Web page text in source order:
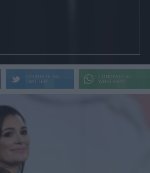
CONDIVIDI SU
TWITTER
CONDIVIDI SU
WHATSAPP